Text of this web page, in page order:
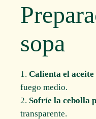
sopa
Calienta el aceite
fuego medio.
Sofríe la cebolla
transparente.